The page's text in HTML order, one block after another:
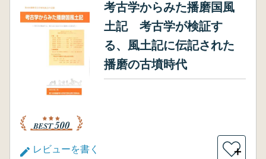
考古学からみた播磨国風
土記 考古学が検証す
る、風土記に伝記された
播磨の古墳時代
レビューを書く ＋